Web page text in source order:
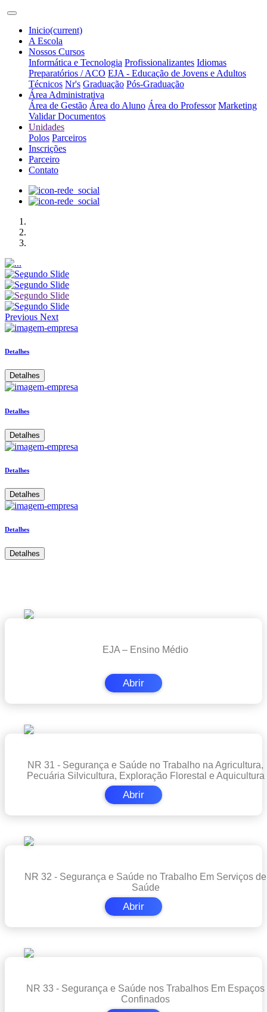
Inicio(current)
A Escola
Nossos Cursos
Informática e Tecnologia Profissionalizantes Idiomas
Preparatórios / ACO EJA - Educação de Jovens e Adultos
Técnicos Nr's Graduação Pós-Graduação
Área Administrativa
Área de Gestão Área do Aluno Área do Professor Marketing
Validar Documentos
Unidades
Polos Parceiros
Inscrições
Parceiro
Contato
Previous Next
Detalhes
Detalhes
Detalhes
Detalhes
Detalhes
Detalhes
Detalhes
Detalhes
EJA – Ensino Médio
Abrir
NR 31 - Segurança e Saúde no Trabalho na Agricultura,
Pecuária Silvicultura, Exploração Florestal e Aquicultura
Abrir
NR 32 - Segurança e Saúde no Trabalho Em Serviços de
Saúde
Abrir
NR 33 - Segurança e Saúde nos Trabalhos Em Espaços
Confinados